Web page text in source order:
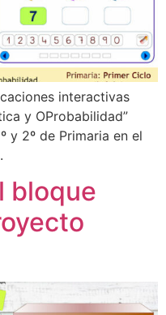
interactivas
y OProbabilidad”
y 2º de Primaria en el
bloque